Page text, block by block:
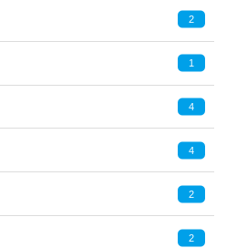
2
1
4
4
2
2